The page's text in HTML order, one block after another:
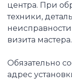
центра. При
техники,
визита мастера.
Обязательно
адрес